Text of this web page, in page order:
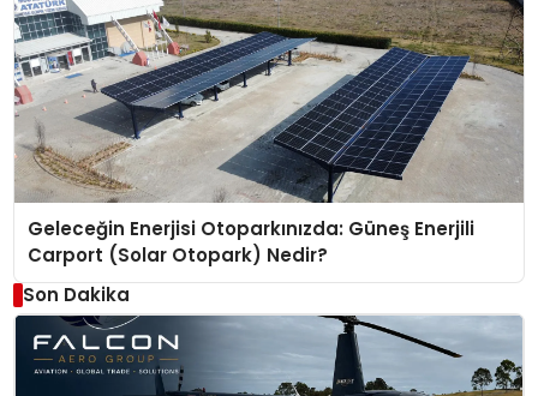
Geleceğin Enerjisi Otoparkınızda: Güneş Enerjili
Carport (Solar Otopark) Nedir?
Son Dakika